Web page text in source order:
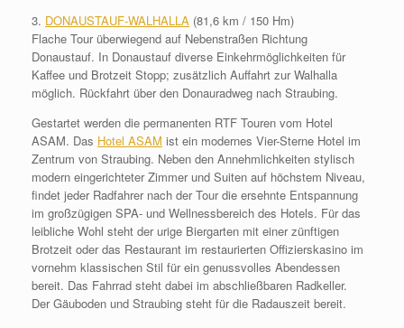
3. DONAUSTAUF-WALHALLA (81,6 km / 150 Hm)
Flache Tour überwiegend auf Nebenstraßen Richtung
Donaustauf. In Donaustauf diverse Einkehrmöglichkeiten für
Kaffee und Brotzeit Stopp; zusätzlich Auffahrt zur Walhalla
möglich. Rückfahrt über den Donauradweg nach Straubing.
Gestartet werden die permanenten RTF Touren vom Hotel
ASAM. Das Hotel ASAM ist ein modernes Vier-Sterne Hotel im
Zentrum von Straubing. Neben den Annehmlichkeiten stylisch
modern eingerichteter Zimmer und Suiten auf höchstem Niveau,
findet jeder Radfahrer nach der Tour die ersehnte Entspannung
im großzügigen SPA- und Wellnessbereich des Hotels. Für das
leibliche Wohl steht der urige Biergarten mit einer zünftigen
Brotzeit oder das Restaurant im restaurierten Offizierskasino im
vornehm klassischen Stil für ein genussvolles Abendessen
bereit. Das Fahrrad steht dabei im abschließbaren Radkeller.
Der Gäuboden und Straubing steht für die Radauszeit bereit.